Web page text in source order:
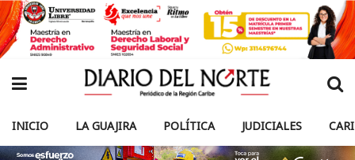
INICIO LA GUAJIRA POLÍTICA JUDICIALES